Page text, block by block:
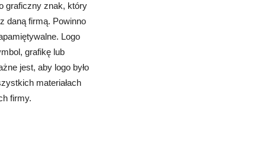
graficzny znak, który
daną firmą. Powinno
Logo
grafikę lub
jest, aby logo było
materiałach
firmy.